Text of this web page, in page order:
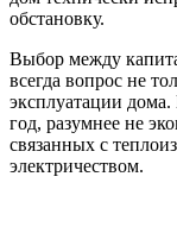
обстановку.
Выбор между
всегда вопрос не
эксплуатации
год, разумнее не
связанных с
электричеством.